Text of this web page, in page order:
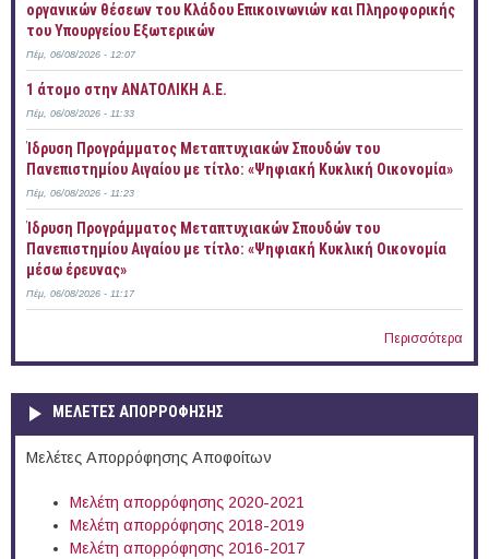
οργανικών θέσεων του Κλάδου Επικοινωνιών και Πληροφορικής
του Υπουργείου Εξωτερικών
Πέμ, 06/08/2026 - 12:07
1 άτομο στην ΑΝΑΤΟΛΙΚΗ Α.Ε.
Πέμ, 06/08/2026 - 11:33
Ίδρυση Προγράμματος Μεταπτυχιακών Σπουδών του
Πανεπιστημίου Αιγαίου με τίτλο: «Ψηφιακή Κυκλική Οικονομία»
Πέμ, 06/08/2026 - 11:23
Ίδρυση Προγράμματος Μεταπτυχιακών Σπουδών του
Πανεπιστημίου Αιγαίου με τίτλο: «Ψηφιακή Κυκλική Οικονομία
μέσω έρευνας»
Πέμ, 06/08/2026 - 11:17
Περισσότερα
ΜΕΛΕΤΕΣ ΑΠΟΡΡΟΦΗΣΗΣ
Μελέτες Απορρόφησης Αποφοίτων
Μελέτη απορρόφησης 2020-2021
Μελέτη απορρόφησης 2018-2019
Μελέτη απορρόφησης 2016-2017